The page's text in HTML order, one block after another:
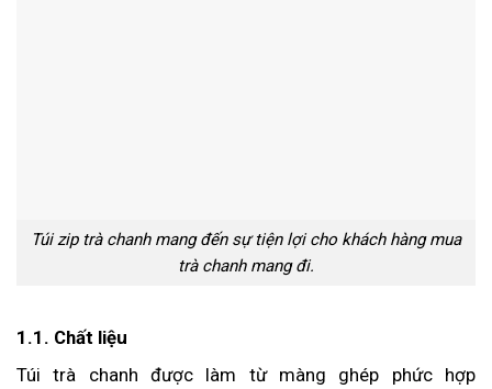
Túi zip trà chanh mang đến sự tiện lợi cho khách hàng mua
trà chanh mang đi.
1.1. Chất liệu
Túi trà chanh được làm từ màng ghép phức hợp